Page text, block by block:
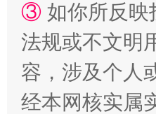
“蜀中异人”王建安的
③ 如你所反映
法规或不文明
容，涉及个人
经本网核实属